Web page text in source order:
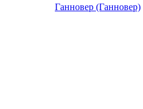
Ганновер (Ганновер)